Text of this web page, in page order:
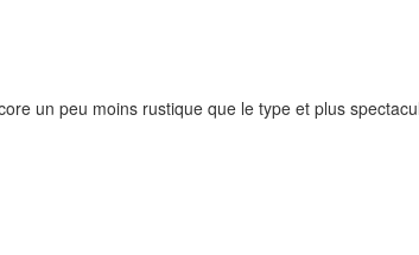
un peu moins rustique que le type et plus